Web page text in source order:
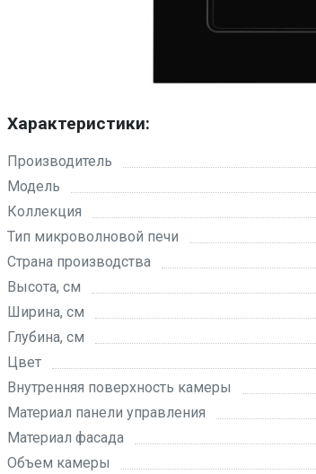
Характеристики:
Производитель
Модель
Коллекция
Тип микроволновой печи
Страна производства
Высота, см
Ширина, см
Глубина, см
Цвет
Внутренняя поверхность камеры
Материал панели управления
Материал фасада
Объем камеры